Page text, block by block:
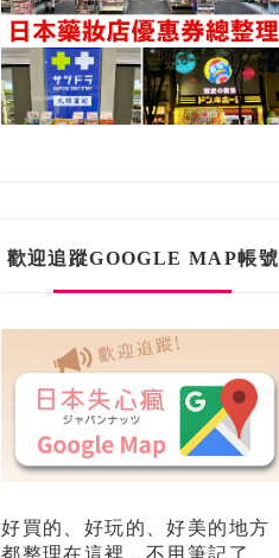
歡迎追蹤GOOGLE MAP帳號
好買的、好玩的、好美的地方